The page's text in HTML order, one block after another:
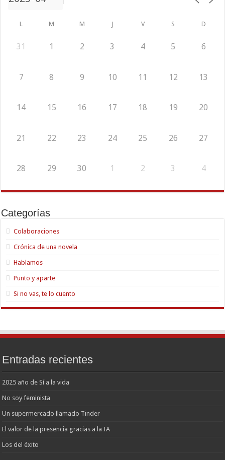
L M M J V S D
31 1 2 3 4 5 6
7 8 9 10 11 12 13
14 15 16 17 18 19 20
21 22 23 24 25 26 27
28 29 30 1 2 3 4
Categorías
Colaboraciones
Crónica de una novela
Hablamos
Punto y aparte
Si no vas, te lo cuento
Entradas recientes
2025 año de Sí a la vida
No soy feminista
Un supermercado llamado Tinder
El valor de la presencia gracias a la IA
Los del éxito